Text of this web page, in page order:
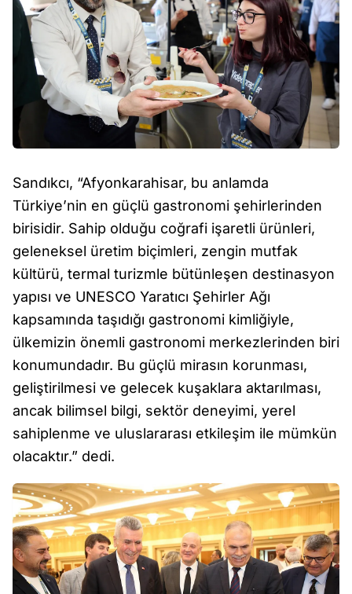
Sandıkcı, “Afyonkarahisar, bu anlamda
Türkiye’nin en güçlü gastronomi şehirlerinden
birisidir. Sahip olduğu coğrafi işaretli ürünleri,
geleneksel üretim biçimleri, zengin mutfak
kültürü, termal turizmle bütünleşen destinasyon
yapısı ve UNESCO Yaratıcı Şehirler Ağı
kapsamında taşıdığı gastronomi kimliğiyle,
ülkemizin önemli gastronomi merkezlerinden biri
konumundadır. Bu güçlü mirasın korunması,
geliştirilmesi ve gelecek kuşaklara aktarılması,
ancak bilimsel bilgi, sektör deneyimi, yerel
sahiplenme ve uluslararası etkileşim ile mümkün
olacaktır.” dedi.